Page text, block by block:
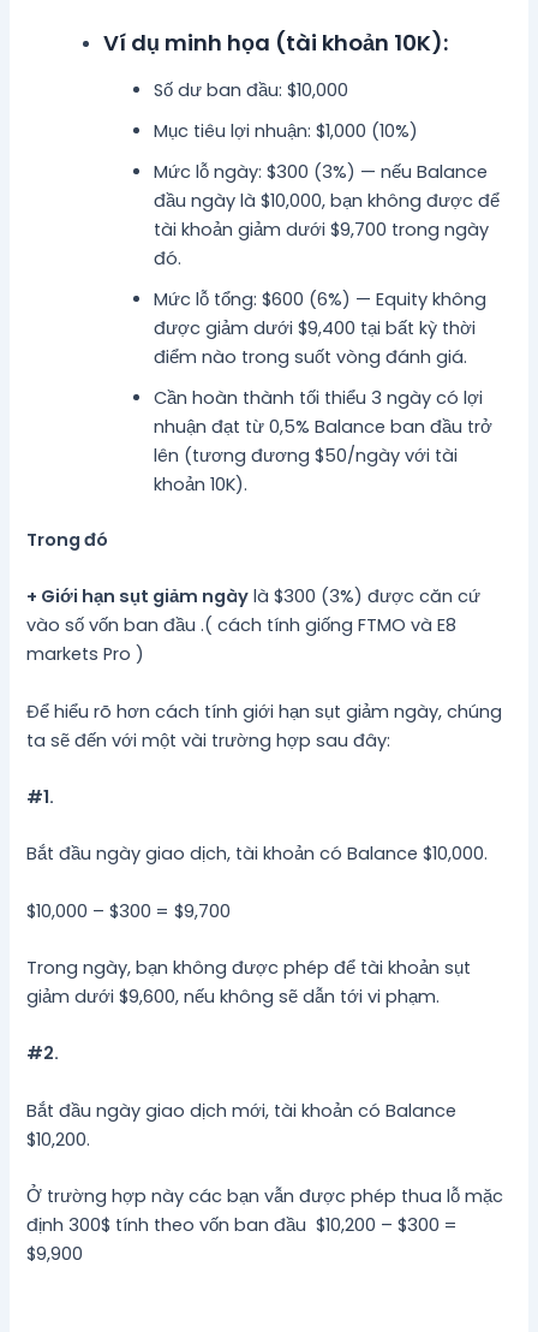
Ví dụ minh họa (tài khoản 10K):
Số dư ban đầu: $10,000
Mục tiêu lợi nhuận: $1,000 (10%)
Mức lỗ ngày: $300 (3%) — nếu Balance
đầu ngày là $10,000, bạn không được để
tài khoản giảm dưới $9,700 trong ngày
đó.
Mức lỗ tổng: $600 (6%) — Equity không
được giảm dưới $9,400 tại bất kỳ thời
điểm nào trong suốt vòng đánh giá.
Cần hoàn thành tối thiểu 3 ngày có lợi
nhuận đạt từ 0,5% Balance ban đầu trở
lên (tương đương $50/ngày với tài
khoản 10K).
Trong đó
+ Giới hạn sụt giảm ngày là $300 (3%) được căn cứ
vào số vốn ban đầu .( cách tính giống FTMO và E8
markets Pro )
Để hiểu rõ hơn cách tính giới hạn sụt giảm ngày, chúng
ta sẽ đến với một vài trường hợp sau đây:
#1.
Bắt đầu ngày giao dịch, tài khoản có Balance $10,000.
$10,000 – $300 = $9,700
Trong ngày, bạn không được phép để tài khoản sụt
giảm dưới $9,600, nếu không sẽ dẫn tới vi phạm.
#2.
Bắt đầu ngày giao dịch mới, tài khoản có Balance
$10,200.
Ở trường hợp này các bạn vẫn được phép thua lỗ mặc
định 300$ tính theo vốn ban đầu $10,200 – $300 =
$9,900